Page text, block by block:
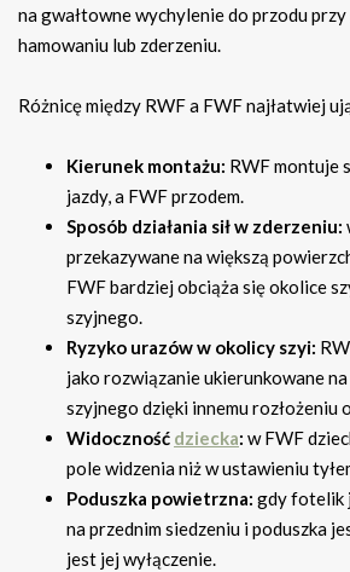
na gwałtowne wychylenie do przodu
hamowaniu lub zderzeniu.
Różnicę między RWF a FWF najłatwiej
Kierunek montażu: RWF montuje
jazdy, a FWF przodem.
Sposób działania sił w zderzeniu:
przekazywane na większą
FWF bardziej obciąża się okolice
szyjnego.
Ryzyko urazów w okolicy szyi:
jako rozwiązanie ukierunkowane
szyjnego dzięki innemu rozłożeniu
Widoczność dziecka: w FWF
pole widzenia niż w ustawieniu
Poduszka powietrzna: gdy fotelik
na przednim siedzeniu i poduszka
jest jej wyłączenie.